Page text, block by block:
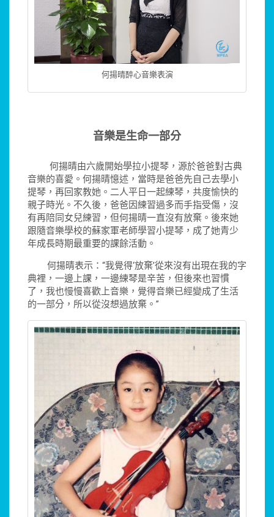
何揚晴醉心音樂表演
音樂是生命一部分
何揚晴由六歲開始學拉小提琴，源於爸爸對古典
音樂的喜愛。何揚晴憶述，當時是爸爸先自己去學小
提琴，再回家教她。二人平日一起練琴，共度愉快的
親子時光。不久後，爸爸因練習過多而手指受傷，沒
有再陪同女兒練習，但何揚晴一直沒有放棄。後來她
跟隨音樂學校的蘇家軍老師學習小提琴，成了她青少
年成長時期最重要的課餘活動。
何揚晴表示：“我覺得‘放棄’從來沒有出現在我的字
典裡，一邊上課，一邊練琴是辛苦，但後來也習慣
了，我也慢慢喜歡上音樂，覺得音樂已經變成了生活
的一部分，所以從沒想過放棄。”